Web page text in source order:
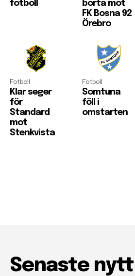
fotboll
borta mot
FK Bosna 92
Örebro
Fotboll
Klar seger
för
Standard
mot
Stenkvista
Fotboll
Somtuna
föll i
omstarten
Senaste nytt